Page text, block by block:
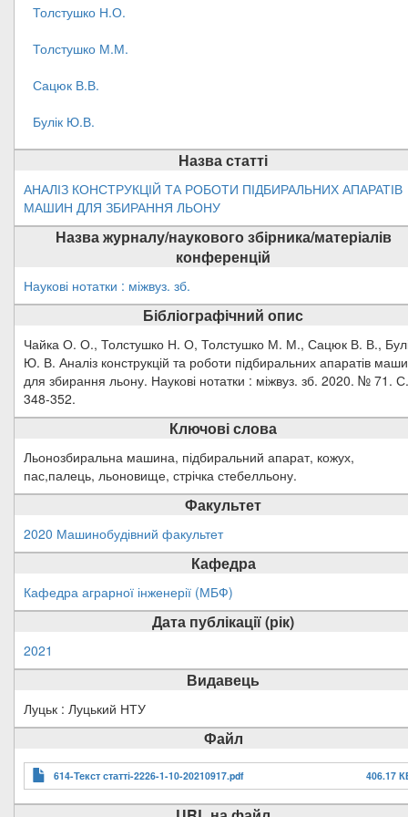
Толстушко Н.О.
Толстушко М.М.
Сацюк В.В.
Булік Ю.В.
Назва статті
АНАЛІЗ КОНСТРУКЦІЙ ТА РОБОТИ ПІДБИРАЛЬНИХ АПАРАТІВ
МАШИН ДЛЯ ЗБИРАННЯ ЛЬОНУ
Назва журналу/наукового збірника/матеріалів
конференцій
Наукові нотатки : міжвуз. зб.
Бібліографічний опис
Чайка О. О., Толстушко Н. О, Толстушко М. М., Сацюк В. В.,
Ю. В. Аналіз конструкцій та роботи підбиральних апаратів
для збирання льону. Наукові нотатки : міжвуз. зб. 2020. № 71. С.
348-352.
Ключові слова
Льонозбиральна машина, підбиральний апарат, кожух,
пас,палець, льоновище, стрічка стебелльону.
Факультет
2020 Машинобудівний факультет
Кафедра
Кафедра аграрної інженерії (МБФ)
Дата публікації (рік)
2021
Видавець
Луцьк : Луцький НТУ
Файл
614-Текст статті-2226-1-10-20210917.pdf 406.17